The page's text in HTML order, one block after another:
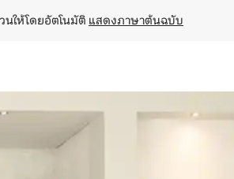
ให้โดยอัตโนมัติ แสดงภาษาต้นฉบับ